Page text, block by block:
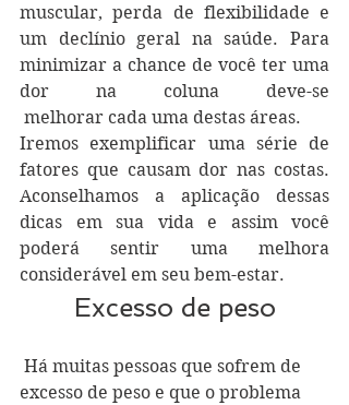
muscular, perda de flexibilidade e
um declínio geral na saúde. Para
minimizar a chance de você ter uma
dor na coluna deve-se
melhorar cada uma destas áreas.
Iremos exemplificar uma série de
fatores que causam dor nas costas.
Aconselhamos a aplicação dessas
dicas em sua vida e assim você
poderá sentir uma melhora
considerável em seu bem-estar.
Excesso de peso
excesso de peso e que o problema